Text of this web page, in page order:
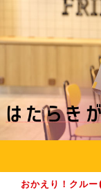
おかえり！クルー